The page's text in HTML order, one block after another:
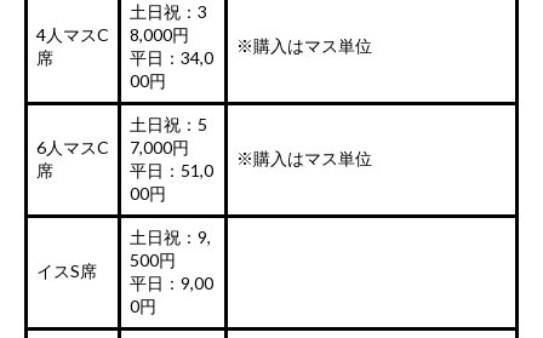
4人マスC
席
土日祝：3
8,000円
平日：34,0
00円
※購入はマス単位
6人マスC
席
土日祝：5
7,000円
平日：51,0
00円
※購入はマス単位
イスS席
土日祝：9,
500円
平日：9,00
0円